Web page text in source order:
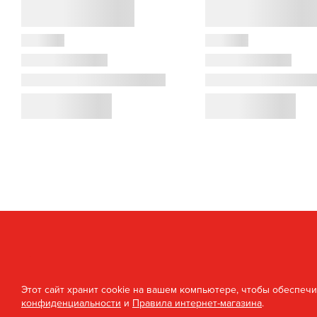
Этот сайт хранит cookie на вашем компьютере, чтобы
конфиденциальности и Правила интернет-магазина.